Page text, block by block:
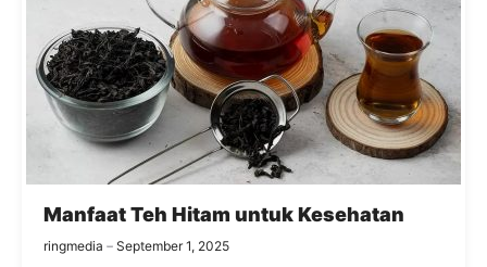
Manfaat Teh Hitam untuk Kesehatan
ringmedia September 1, 2025